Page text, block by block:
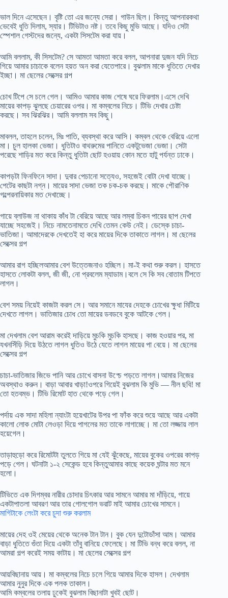
ভাল দিনে এসেছেন। বৃষ্টি তো এর জন্যে সেরা। গাউন ছিল। কিন্তু আপনারকথা
ভেবেই ধুতি দিলাম, স্যার। টিভিটাও নষ্ট। তবে কিছু মুভি আছে। যদিও সেটা
স্পেশাল গেস্টদের জন্যে, একটা সিসটেম করা যায়।
আমি বললাম, কী সিসটেম? সে আমতা আমতা করে বলল, আপনারা দুজন যদি নিচে
গিয়ে আমার চাচাকে বলেন হয়ত অন করা যেতেপারে। বুঝলাম মাকে ধুতিতে দেখার
ইচ্ছা। মা ছেলের সেক্সের গল্প
চোখ টিপে সে চলে গেল। আমিও আমার কাজ শেষে ঘরে ফিরলাম।এসে দেখি
মায়ের কাপড় ঝুলছে চেয়ারের ওপর। মা কম্বলের নিচে। টিভি দেখার চেষ্টা
করছে। সব ঝিরঝির। আমি বললাম সব কিছু।
মাবলল, তাহলে চলেন, মিঃ পাতি, ব্যবস্থা করে আসি। কম্বল থেকে বেরিয়ে এলো
মা। চুল হালকা ভেজা। ধুতিটাও বাথরুমের পানিতে একটুভেজা ভেজা। সেটা
পরেছে শাড়ির মত করে কিন্তু ধুতিটা ছোট হওয়ায় কোন মতে হাটু পর্যন্ত ঢাকে।
কাপড়টা ফিনফিনে সাদা। দুবার পেচানো সত্যেও, সহজেই বোটা দেখা যাচ্ছে।
পেটের কাছটা নগ্ন। মায়ের সাদা ভেজা তক চক-চক করছে। মাকে পৌরাণিক
গল্পেরনায়িকার মত দেখাচ্ছে।
গায়ে ব্লাউজ না থাকায় কাঁধ টা বেরিয়ে আছে আর লম্বা চিকন পায়ের ছাপ দেখা
যাচ্ছে সহজেই। নিচে নামতেনামতে দেখি তেমন কেউ নেই। ডেস্কে চাচা-
ভাতিজা। আমাদেরকে দেখতেই হা করে মায়ের দিকে তাকাতে লাগল। মা ছেলের
সেক্সের গল্প
আমার রাগ হচ্ছিলআমার বেশ উত্তেজনাও হচ্ছিল। মা-ই কথা শুরু করল। হাসতে
হাসতে লোকটা বলল, জী জী, নো প্রবলেম ম্যাডাম।বলে সে কি সব বোতাম টিপতে
লাগল।
বেশ সময় নিয়েই কাজটা করল সে। আর সমানে মাযের দেহকে চোখের ক্ষুধা মিটিয়ে
দেখতে লাগল। ভাতিজার চোধ তো মায়ের ডবডবে বুকে আটকে গেল।
মা দেখলাম বেশ আরাম করেই দাড়িয়ে মুচকি মুচকি হাসছে। কাজ হওয়ার পর, মা
যখনসিঁড়ি দিয়ে উঠতে লাগল ধুতিও উঠে যেতে লাগল মায়ের পা বেয়ে। মা ছেলের
সেক্সের গল্প
চাচা-ভাতিজার জিভে পানি আর চোখে বাসনা উপ্চে পড়তে লাগল।আমার নিজের
অবস্থাও করুন। বাড়া আবার খাড়া!ওপরে গিয়েই বুঝলাম কি মুভি — নীল ছবি! মা
তো হতবম্ভ। টিভি রিমোট হাত থেকে পড়ে গেল।
পর্দায় এক সাদা মহিলা ন্যাংটা হয়েখাটের উপর পা ফাঁক করে শুয়ে আছে আর একটা
কালো লোক মোটা লেওড়া দিয়ে পাগলের মত তাকে লাগাচ্ছে। মা তো লজ্জায় লাল
হয়েগেল।
তাড়াহুড়ো করে রিমোটটা তুলতে গিয়ে মা যেই ঝুঁকেছে, মায়ের বুকের ওপরের কাপড়
পড়ে গেল। ঘটনাটা ১-২ সেকেন্ড হবে কিন্তুআমার কাছে কয়েক ঘন্টার মত মনে
হলো।
টিভিতে এক দিগম্বর নারীর চোদার চিৎকার আর সামনে আমার মা দাঁড়িয়ে, গায়ে
একটাপাতলা আবরণ আর তার গোলগোল ভরাট মাই আমার চোখের সামনে।
মাগিটাকে লেংটা করে চুদা শুরু করলাম
মায়ের দেহ ওই মেয়ের থেকে অনেক টান টান। বুক যেন দুটোডাঁসা আম। আমার
বাড়া ধুতিতে গুঁতা দিয়ে একটা তাঁবু বানিয়ে ফেলেছে। মা টিভি বন্ধ করে বলল, না
আমরা গল্প করেই সময় কাটায়। মা ছেলের সেক্সের গল্প
আয়বিছানায় আয়। মা কম্বলের নিচে চলে গিয়ে আমার দিকে হাসল। দেখলাম
আমার নুনুর দিকে এক পলক তাকাল।
আমি কম্বলের তলায় ঢুকেই বুঝলাম বিছানাটা খুবই ছোট।